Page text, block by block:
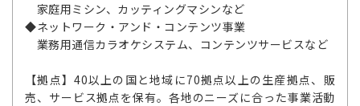
家庭用ミシン、カッティングマシンなど
◆ネットワーク・アンド・コンテンツ事業
業務用通信カラオケシステム、コンテンツサービスなど
【拠点】40以上の国と地域に70拠点以上の生産拠点、販
売、サービス拠点を保有。各地のニーズに合った事業活動